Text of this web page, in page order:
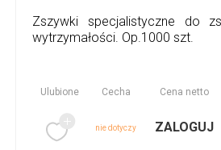
Zszywki specjalistyczne do
wytrzymałości. Op.1000 szt.
Ulubione Cecha Cena netto
nie dotyczy ZALOGUJ